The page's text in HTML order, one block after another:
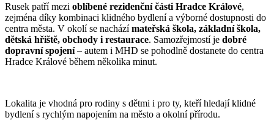
Rusek patří mezi oblíbené rezidenční části Hradce Králové,
zejména díky kombinaci klidného bydlení a výborné dostupnosti do
centra města. V okolí se nacházímateřská škola, základní škola,
dětská hřiště, obchody i restaurace. Samozřejmostí je dobré
dopravní spojení– autem i MHD se pohodlně dostanete do centra
Hradce Králové během několika minut.
Lokalita je vhodná pro rodiny s dětmi i pro ty, kteří hledají klidné
bydlení s rychlým napojením na město a okolní přírodu.